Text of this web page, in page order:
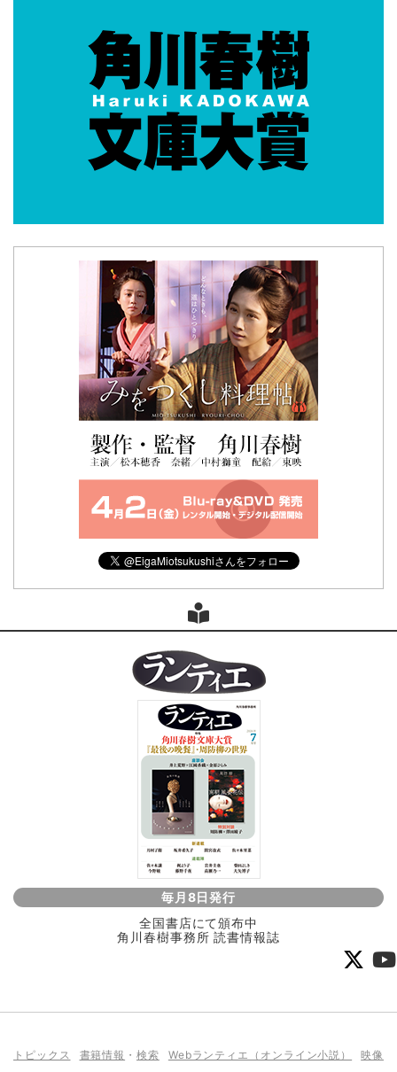
毎月8日発行
全国書店にて頒布中
角川春樹事務所 読書情報誌
トピックス 書籍情報 ・検索 Webランティエ（オンライン小説） 映像